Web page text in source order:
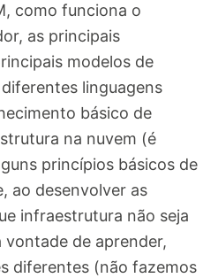
como funciona o
as principais
modelos de
linguagens
básico de
na nuvem (é
princípios básicos de
ao desenvolver as
infraestrutura não seja
vontade de aprender,
diferentes (não fazemos